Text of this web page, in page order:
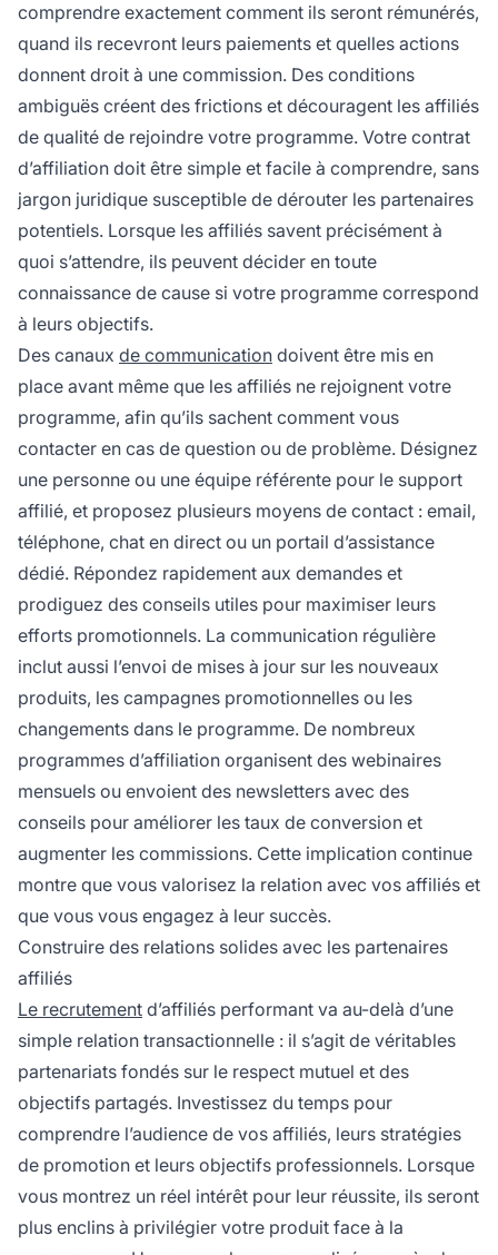
comprendre exactement comment ils seront rémunérés,
quand ils recevront leurs paiements et quelles actions
donnent droit à une commission. Des conditions
ambiguës créent des frictions et découragent les affiliés
de qualité de rejoindre votre programme. Votre contrat
d’affiliation doit être simple et facile à comprendre, sans
jargon juridique susceptible de dérouter les partenaires
potentiels. Lorsque les affiliés savent précisément à
quoi s’attendre, ils peuvent décider en toute
connaissance de cause si votre programme correspond
à leurs objectifs.
Des canaux de communication doivent être mis en
place avant même que les affiliés ne rejoignent votre
programme, afin qu’ils sachent comment vous
contacter en cas de question ou de problème. Désignez
une personne ou une équipe référente pour le support
affilié, et proposez plusieurs moyens de contact : email,
téléphone, chat en direct ou un portail d’assistance
dédié. Répondez rapidement aux demandes et
prodiguez des conseils utiles pour maximiser leurs
efforts promotionnels. La communication régulière
inclut aussi l’envoi de mises à jour sur les nouveaux
produits, les campagnes promotionnelles ou les
changements dans le programme. De nombreux
programmes d’affiliation organisent des webinaires
mensuels ou envoient des newsletters avec des
conseils pour améliorer les taux de conversion et
augmenter les commissions. Cette implication continue
montre que vous valorisez la relation avec vos affiliés et
que vous vous engagez à leur succès.
Construire des relations solides avec les partenaires
affiliés
Le recrutement d’affiliés performant va au-delà d’une
simple relation transactionnelle : il s’agit de véritables
partenariats fondés sur le respect mutuel et des
objectifs partagés. Investissez du temps pour
comprendre l’audience de vos affiliés, leurs stratégies
de promotion et leurs objectifs professionnels. Lorsque
vous montrez un réel intérêt pour leur réussite, ils seront
plus enclins à privilégier votre produit face à la